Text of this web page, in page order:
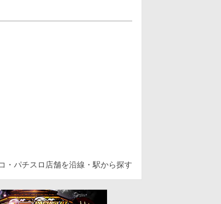
・パチスロ店舗を沿線・駅から探す